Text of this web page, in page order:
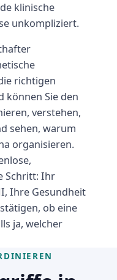
klinische
unkompliziert.
richtigen
können Sie den
verstehen,
sehen, warum
organisieren.
Schritt: Ihr
Ihre Gesundheit
ob eine
ja, welcher